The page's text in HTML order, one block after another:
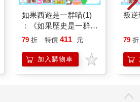
如果西遊是一群喵(1)
：《如果歷史是一群
喵》作者最新力作，附
79 折 特價 411 元
加入購物車
叛逆
79 折